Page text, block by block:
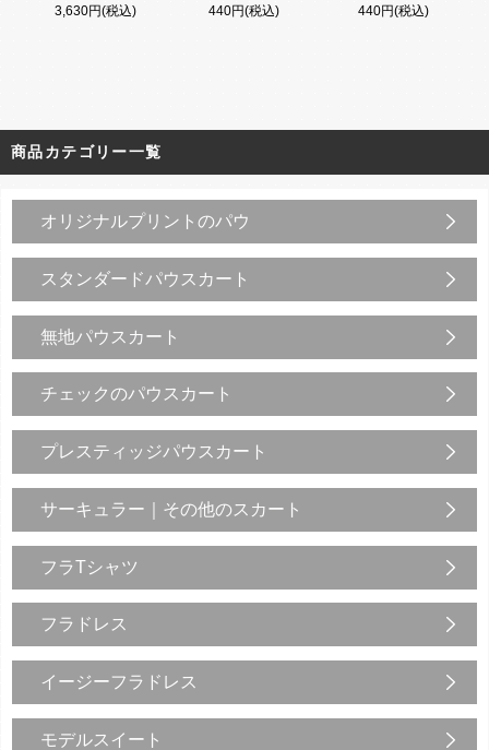
3,630円(税込)
440円(税込)
440円(税込)
商品カテゴリー一覧
オリジナルプリントのパウ
スタンダードパウスカート
無地パウスカート
チェックのパウスカート
プレスティッジパウスカート
サーキュラー｜その他のスカート
フラTシャツ
フラドレス
イージーフラドレス
モデルスイート